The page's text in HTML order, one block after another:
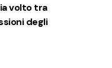
volto tra
degli